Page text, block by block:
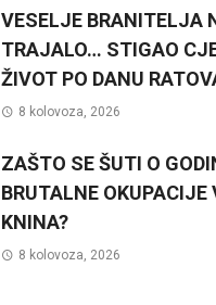
VESELJE BRANITELJA
TRAJALO… STIGAO
ŽIVOT PO DANU
8 kolovoza, 2026
ZAŠTO SE ŠUTI O
BRUTALNE OKUPACIJE
KNINA?
8 kolovoza, 2026